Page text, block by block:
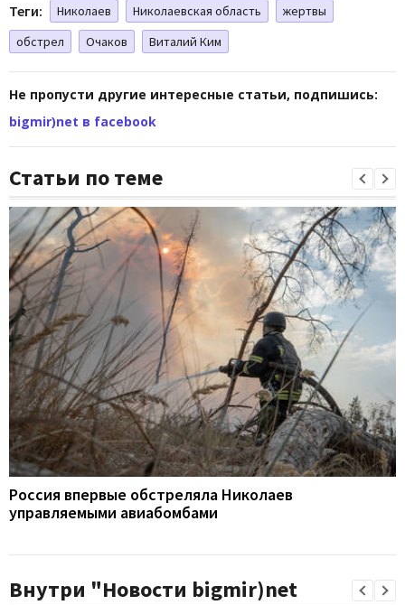
Теги: Николаев Николаевская область
жертвы
обстрел
Очаков Виталий Ким
Не пропусти другие интересные статьи, подпишись:
bigmir)net в facebook
Статьи по теме
Россия впервые обстреляла Николаев
управляемыми авиабомбами
Внутри "Новости bigmir)net